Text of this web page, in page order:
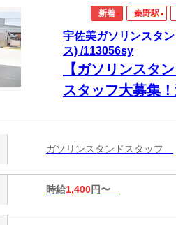
新着 秦野駅
宇佐美ガソリンスタ
ス) /113056sy
【ガソリンスタ
スタッフ大募集
ガソリンスタンドスタッフ
時給1,400円〜